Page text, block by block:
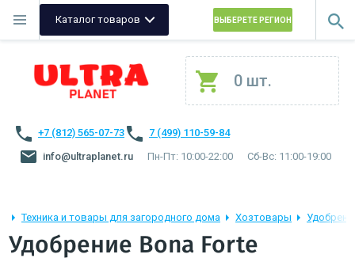
Каталог товаров ВЫБЕРЕТЕ РЕГИОН
0 шт.
+7 (812) 565-07-73
7 (499) 110-59-84
info@ultraplanet.ru
Пн-Пт: 10:00-22:00 Сб-Вс: 11:00-19:00
Техника и товары для загородного дома Хозтовары
Удобрение Bona Forte